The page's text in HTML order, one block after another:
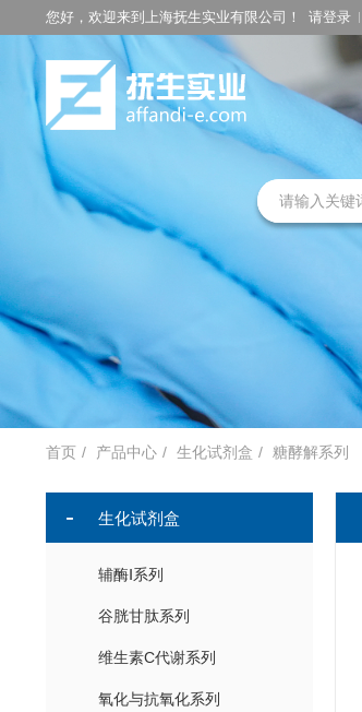
您好，欢迎来到上海抚生实业有限公司！ 请登录
首页 产品中心 生化试剂盒 糖酵解系列
生化试剂盒
辅酶Ⅰ系列
谷胱甘肽系列
维生素C代谢系列
氧化与抗氧化系列